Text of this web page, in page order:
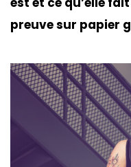
preuve sur papier